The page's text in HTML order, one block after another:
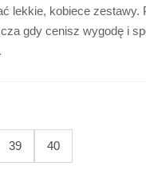
lekkie, kobiece zestawy.
gdy cenisz wygodę i
39 40